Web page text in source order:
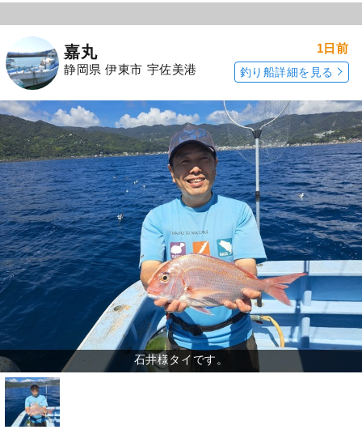
嘉丸
静岡県 伊東市 宇佐美港
1日前
釣り船詳細を見る